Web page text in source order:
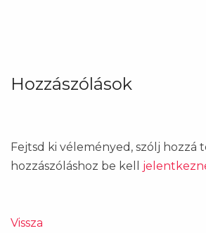
Hozzászólások
Fejtsd ki véleményed, szólj hozzá
hozzászóláshoz be kell
Vissza